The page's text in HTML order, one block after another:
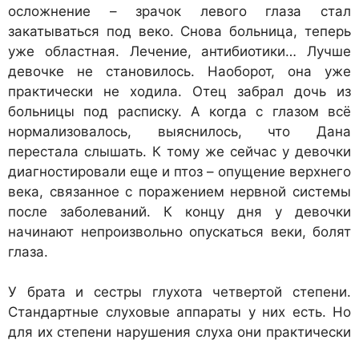
осложнение – зрачок левого глаза стал
закатываться под веко. Снова больница, теперь
уже областная. Лечение, антибиотики… Лучше
девочке не становилось. Наоборот, она уже
практически не ходила. Отец забрал дочь из
больницы под расписку. А когда с глазом всё
нормализовалось, выяснилось, что Дана
перестала слышать. К тому же сейчас у девочки
диагностировали еще и птоз – опущение верхнего
века, связанное с поражением нервной системы
после заболеваний. К концу дня у девочки
начинают непроизвольно опускаться веки, болят
глаза.
У брата и сестры глухота четвертой степени.
Стандартные слуховые аппараты у них есть. Но
для их степени нарушения слуха они практически